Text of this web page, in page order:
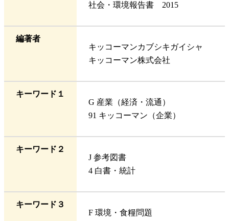
社会・環境報告書 2015
編著者
キッコーマンカブシキガイシャ
キッコーマン株式会社
キーワード１
G 産業（経済・流通）
91 キッコーマン（企業）
キーワード２
J 参考図書
4 白書・統計
キーワード３
F 環境・食糧問題